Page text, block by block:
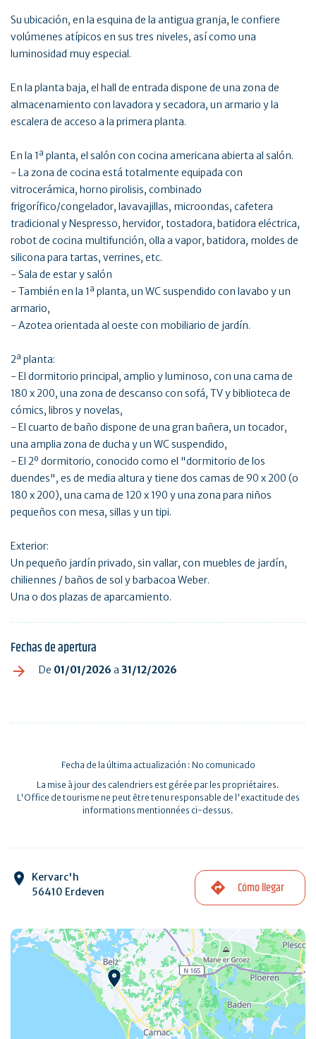
Su ubicación, en la esquina de la antigua granja, le confiere
volúmenes atípicos en sus tres niveles, así como una
luminosidad muy especial.
En la planta baja, el hall de entrada dispone de una zona de
almacenamiento con lavadora y secadora, un armario y la
escalera de acceso a la primera planta.
En la 1ª planta, el salón con cocina americana abierta al salón.
- La zona de cocina está totalmente equipada con
vitrocerámica, horno pirolisis, combinado
frigorífico/congelador, lavavajillas, microondas, cafetera
tradicional y Nespresso, hervidor, tostadora, batidora eléctrica,
robot de cocina multifunción, olla a vapor, batidora, moldes de
silicona para tartas, verrines, etc.
- Sala de estar y salón
- También en la 1ª planta, un WC suspendido con lavabo y un
armario,
- Azotea orientada al oeste con mobiliario de jardín.
2ª planta:
- El dormitorio principal, amplio y luminoso, con una cama de
180 x 200, una zona de descanso con sofá, TV y biblioteca de
cómics, libros y novelas,
- El cuarto de baño dispone de una gran bañera, un tocador,
una amplia zona de ducha y un WC suspendido,
- El 2º dormitorio, conocido como el "dormitorio de los
duendes", es de media altura y tiene dos camas de 90 x 200 (o
180 x 200), una cama de 120 x 190 y una zona para niños
pequeños con mesa, sillas y un tipi.
Exterior:
Un pequeño jardín privado, sin vallar, con muebles de jardín,
chiliennes / baños de sol y barbacoa Weber.
Una o dos plazas de aparcamiento.
Fechas de apertura
De 01/01/2026 a 31/12/2026
Fecha de la última actualización : No comunicado
La mise à jour des calendriers est gérée par les propriétaires.
L'Office de tourisme ne peut être tenu responsable de l'exactitude des
informations mentionnées ci-dessus.
Kervarc'h
56410 Erdeven
Cómo llegar